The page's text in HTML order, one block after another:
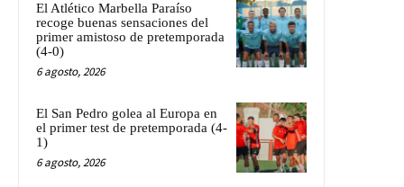
El Atlético Marbella Paraíso
recoge buenas sensaciones del
primer amistoso de pretemporada
(4-0)
6 agosto, 2026
El San Pedro golea al Europa en
el primer test de pretemporada (4-
1)
6 agosto, 2026